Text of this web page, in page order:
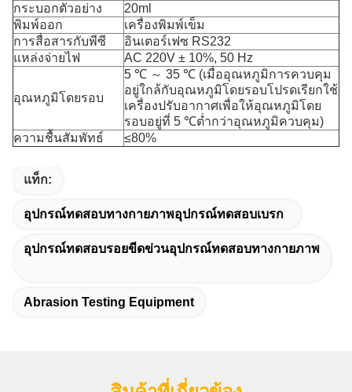
กระบอกตัวอย่าง
20ml
พิมพ์ออก
เครื่องพิมพ์เข็ม
การสื่อสารกับพีซี
อินเตอร์เฟซ RS232
แหล่งจ่ายไฟ
AC 220V ± 10%, 50 Hz
อุณหภูมิโดยรอบ
5 ℃ ～ 35 ℃ (เมื่ออุณหภูมิการควบคุม
อยู่ใกล้กับอุณหภูมิโดยรอบโปรดเรียกใช้
เครื่องปรับอากาศเพื่อให้อุณหภูมิโดย
รอบอยู่ที่ 5 ℃ต่ำกว่าอุณหภูมิควบคุม)
ความชื้นสัมพัทธ์
≤80%
แท็ก:
อุปกรณ์ทดสอบทางกายภาพอุปกรณ์ทดสอบเบรก
อุปกรณ์ทดสอบรอยขีดข่วนอุปกรณ์ทดสอบทางกายภาพ
Abrasion Testing Equipment